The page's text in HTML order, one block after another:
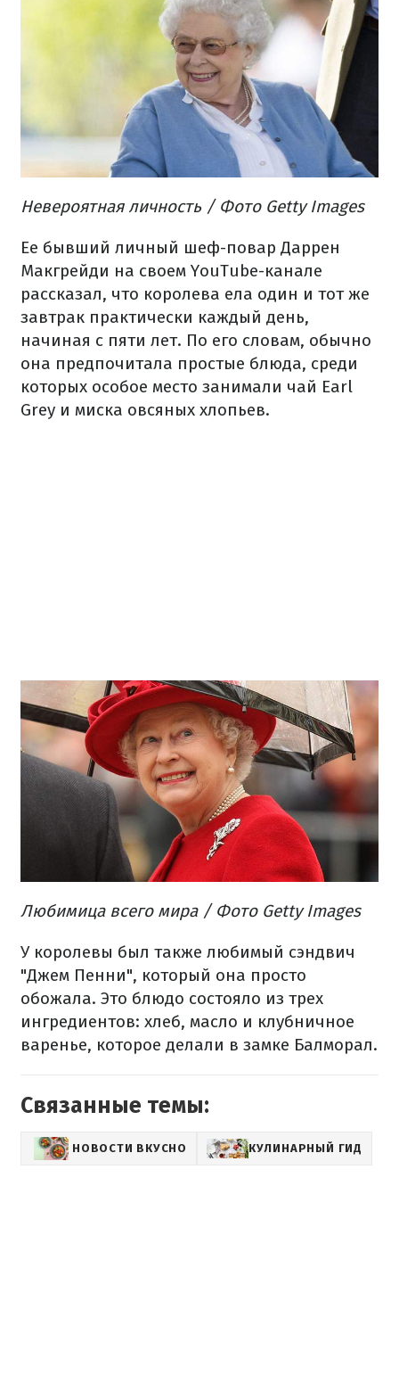
Невероятная личность / Фото Getty Images
Ее бывший личный шеф-повар Даррен
Макгрейди на своем YouTube-канале
рассказал, что королева ела один и тот же
завтрак практически каждый день,
начиная с пяти лет. По его словам, обычно
она предпочитала простые блюда, среди
которых особое место занимали чай Earl
Grey и миска овсяных хлопьев.
Любимицавсего мира/ Фото Getty Images
У королевы был также любимый сэндвич
"Джем Пенни", который она просто
обожала. Это блюдо состояло из трех
ингредиентов: хлеб, масло и клубничное
варенье, которое делали в замке Балморал.
Связанные темы:
НОВОСТИ ВКУСНО КУЛИНАРНЫЙ ГИД